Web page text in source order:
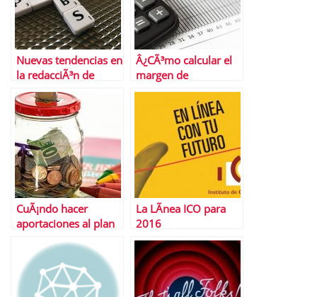
Nuevas tendencias en
la redacciÃ³n de
curriculums que
debes conocer
Â¿CÃ³mo calcular el
margen de
contribuciÃ³n?
CuÃ¡ndo hacer
aportaciones al plan
La LÃ­nea ICO para
2016